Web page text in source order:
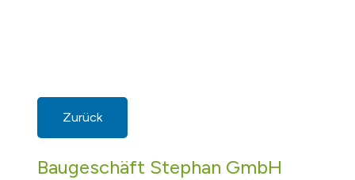
Zurück
Baugeschäft Stephan GmbH